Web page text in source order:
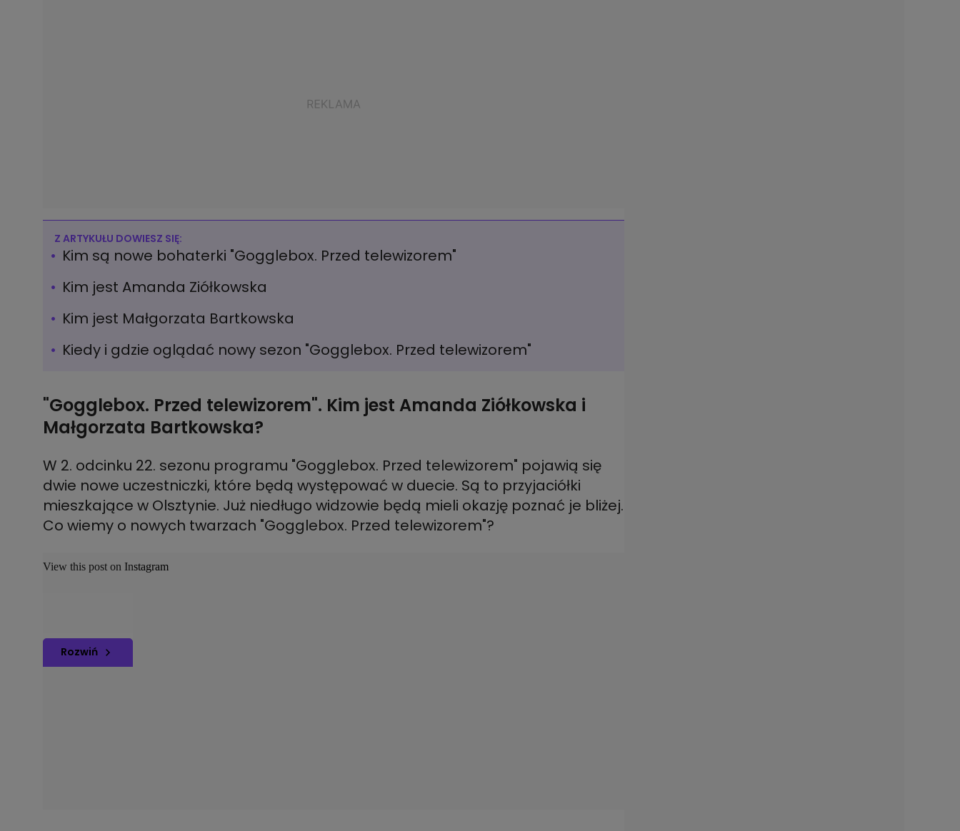
Z ARTYKUŁU DOWIESZ SIĘ:
Kim są nowe bohaterki "Gogglebox. Przed telewizorem"
Kim jest Amanda Ziółkowska
Kim jest Małgorzata Bartkowska
Kiedy i gdzie oglądać nowy sezon "Gogglebox. Przed telewizorem"
"Gogglebox. Przed telewizorem". Kim jest Amanda Ziółkowska i
Małgorzata Bartkowska?
W 2. odcinku 22. sezonu programu "Gogglebox. Przed telewizorem" pojawią się
dwie nowe uczestniczki, które będą występować w duecie. Są to przyjaciółki
mieszkające w Olsztynie. Już niedługo widzowie będą mieli okazję poznać je bliżej.
Co wiemy o nowych twarzach "Gogglebox. Przed telewizorem"?
Rozwiń
View this post on Instagram